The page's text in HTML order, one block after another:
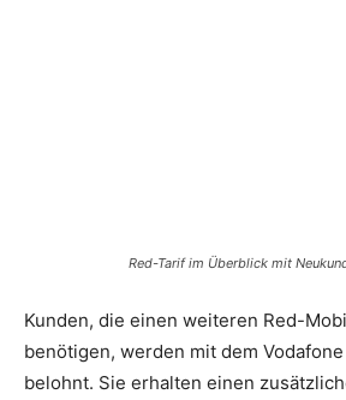
Red-Tarif im Überblick mit
Kunden, die einen weiteren Red-
benötigen, werden mit dem
belohnt. Sie erhalten einen